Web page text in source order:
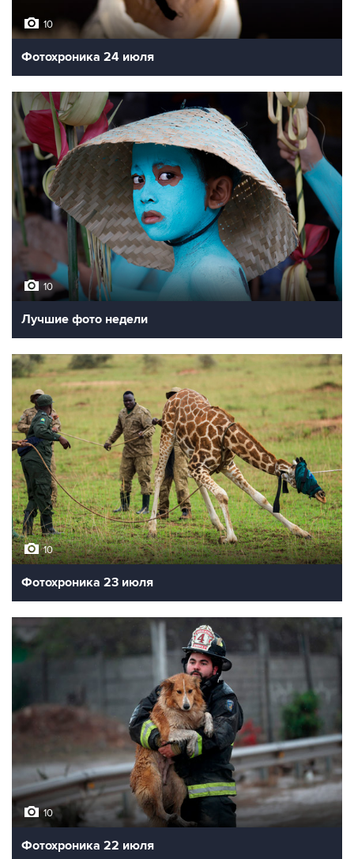
10
Фотохроника 24 июля
10
Лучшие фото недели
10
Фотохроника 23 июля
10
Фотохроника 22 июля